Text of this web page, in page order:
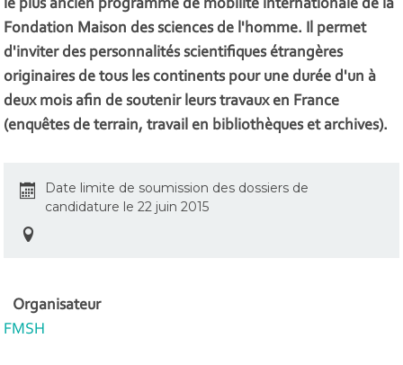
le plus ancien programme de mobilité internationale de la
Fondation Maison des sciences de l'homme. Il permet
d'inviter des personnalités scientifiques étrangères
originaires de tous les continents pour une durée d'un à
deux mois afin de soutenir leurs travaux en France
(enquêtes de terrain, travail en bibliothèques et archives).
Date limite de soumission des dossiers de
candidature le 22 juin 2015
Organisateur
FMSH